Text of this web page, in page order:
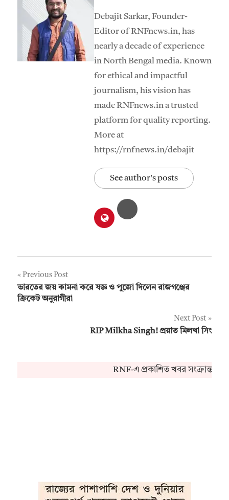
Debajit Sarkar, Founder-
Editor of RNFnews.in, has
nearly a decade of experience
in North Bengal media. Known
for ethical and impactful
journalism, his vision has
made RNFnews.in a trusted
platform for quality reporting.
More at
https://rnfnews.in/debajit
See author's posts
Post
navigation
Previous Post
ভারতের জয় কামনা করে যজ্ঞ ও পুজো দিলেন রাজগঞ্জের
ক্রিকেট অনুরাগীরা
Next Post
RIP Milkha Singh! প্রয়াত মিলখা সিং
RNF-এ প্রকাশিত খবর সংক্রান্ত